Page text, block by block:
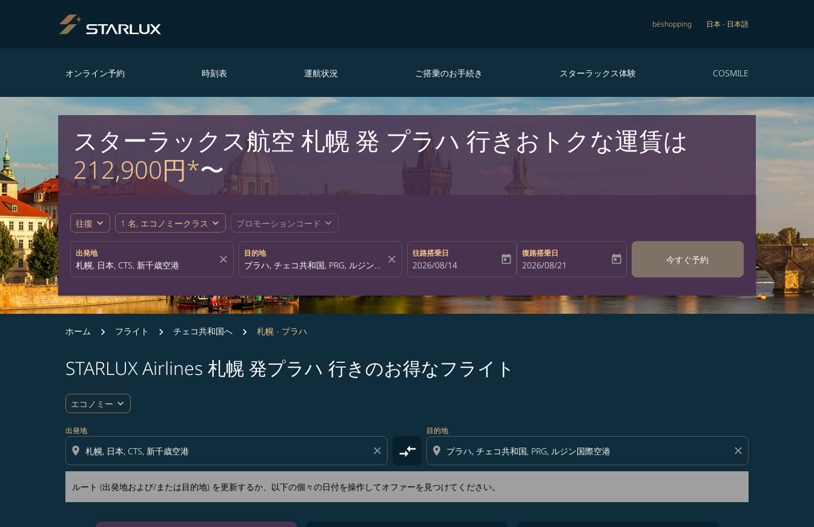
béshopping 日本- 日本語
オンライン予約 時刻表 運航状況 ご搭乗のお手続き スターラックス体験 COSMILE
スターラックス航空 札幌 発 プラハ 行きおトクな運賃は
212,900円*〜
往復 expand_more 1 名, エコノミークラス expand_more プロモーションコード expand_more
出発地
close
目的地
close
往路搭乗日
fc-booking-departure-date-aria-label
2026/08/14 today
復路搭乗日
fc-booking-return-date-aria-label
2026/08/21 today 今すぐ予約
ホーム フライト チェコ共和国へ 札幌 - プラハ
STARLUX Airlines 札幌 発プラハ 行きのお得なフライト
エコノミー expand_more
出発地
location_on close compare_arrows
目的地
location_on close
ルート (出発地および/または目的地) を更新するか、以下の個々の日付を操作してオファーを見つけてください。
ルート (出発地および/または目的地) を更新するか、以下の個々の日付を操作してオファーを見つけてください。